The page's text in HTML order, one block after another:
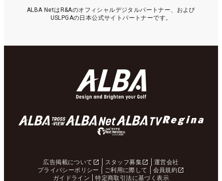
ALBA NetはR&Aのオフィシャルデジタルパートナー、および
USLPGAの日本公式サイトパートナーです。
広告掲載について スタッフ募集
運営会社
プライバシーポリシー
ご利用に際して
会員規約
ガイドライン
特定商取引法に基づく表示